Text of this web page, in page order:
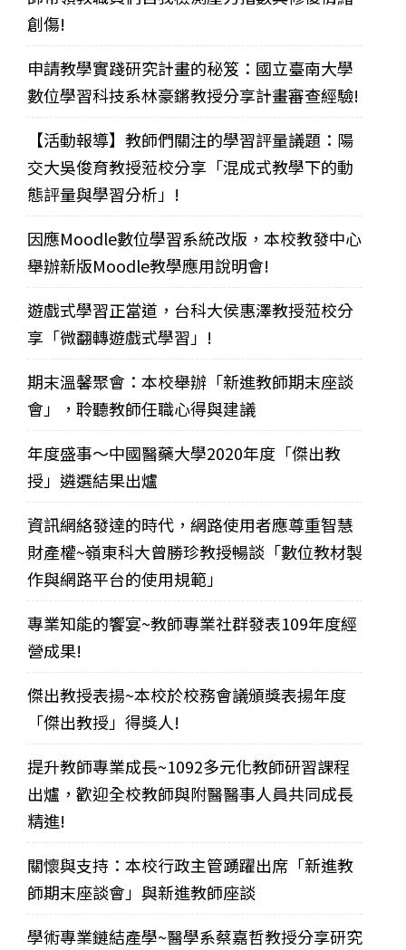
創傷!
申請教學實踐研究計畫的秘笈：國立臺南大學
數位學習科技系林豪鏘教授分享計畫審查經驗!
【活動報導】教師們關注的學習評量議題：陽
交大吳俊育教授蒞校分享「混成式教學下的動
態評量與學習分析」!
因應Moodle數位學習系統改版，本校教發中心
舉辦新版Moodle教學應用說明會!
遊戲式學習正當道，台科大侯惠澤教授蒞校分
享「微翻轉遊戲式學習」!
期末溫馨聚會：本校舉辦「新進教師期末座談
會」，聆聽教師任職心得與建議
年度盛事～中國醫藥大學2020年度「傑出教
授」遴選結果出爐
資訊網絡發達的時代，網路使用者應尊重智慧
財產權~嶺東科大曾勝珍教授暢談「數位教材製
作與網路平台的使用規範」
專業知能的饗宴~教師專業社群發表109年度經
營成果!
傑出教授表揚~本校於校務會議頒獎表揚年度
「傑出教授」得獎人!
提升教師專業成長~1092多元化教師研習課程
出爐，歡迎全校教師與附醫醫事人員共同成長
精進!
關懷與支持：本校行政主管踴躍出席「新進教
師期末座談會」與新進教師座談
學術專業鏈結產學~醫學系蔡嘉哲教授分享研究